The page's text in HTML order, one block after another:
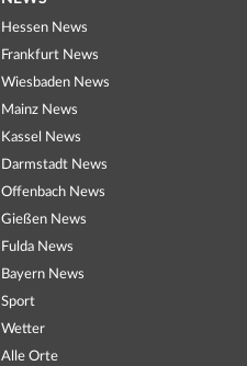
Hessen News
Frankfurt News
Wiesbaden News
Mainz News
Kassel News
Darmstadt News
Offenbach News
Gießen News
Fulda News
Bayern News
Sport
Wetter
Alle Orte